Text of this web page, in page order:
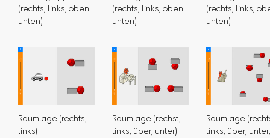
(rechts, links, oben
unten)
(rechts, links, oben
unten)
(rechts, links,
unten)
Raumlage (rechts,
links)
Raumlage (rechst,
links, über, unter)
Raumlage
links, über, unter,